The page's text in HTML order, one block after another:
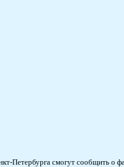
Петербурга смогут сообщить о